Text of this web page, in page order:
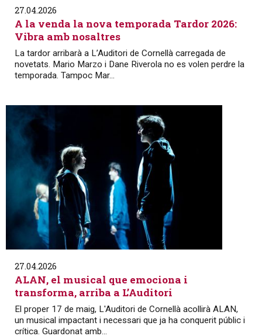
27.04.2026
A la venda la nova temporada Tardor 2026:
Vibra amb nosaltres
La tardor arribarà a L’Auditori de Cornellà carregada de
novetats. Mario Marzo i Dane Riverola no es volen perdre la
temporada. Tampoc Mar...
27.04.2026
ALAN, el musical que emociona i
transforma, arriba a L’Auditori
El proper 17 de maig, L'Auditori de Cornellà acollirà ALAN,
un musical impactant i necessari que ja ha conquerit públic i
crítica. Guardonat amb...